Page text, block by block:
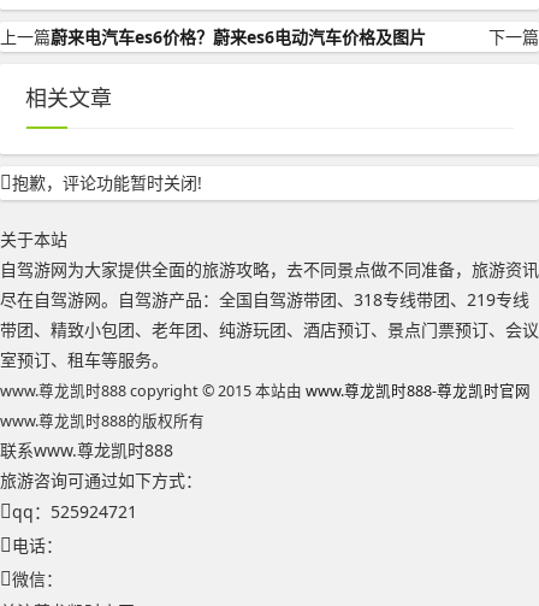
上一篇蔚来电汽车es6价格？蔚来es6电动汽车价格及图片 下一篇
相关文章
抱歉，评论功能暂时关闭!
关于本站
自驾游网为大家提供全面的旅游攻略，去不同景点做不同准备，旅游资讯
尽在自驾游网。自驾游产品：全国自驾游带团、318专线带团、219专线
带团、精致小包团、老年团、纯游玩团、酒店预订、景点门票预订、会议
室预订、租车等服务。
www.尊龙凯时888 copyright © 2015 本站由 www.尊龙凯时888-尊龙凯时官网
www.尊龙凯时888的版权所有
联系www.尊龙凯时888
旅游咨询可通过如下方式：
qq：525924721
电话：
微信：